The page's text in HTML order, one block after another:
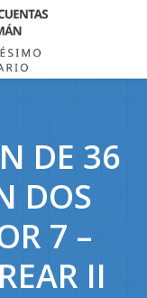
DE 36
DOS
7 –
II